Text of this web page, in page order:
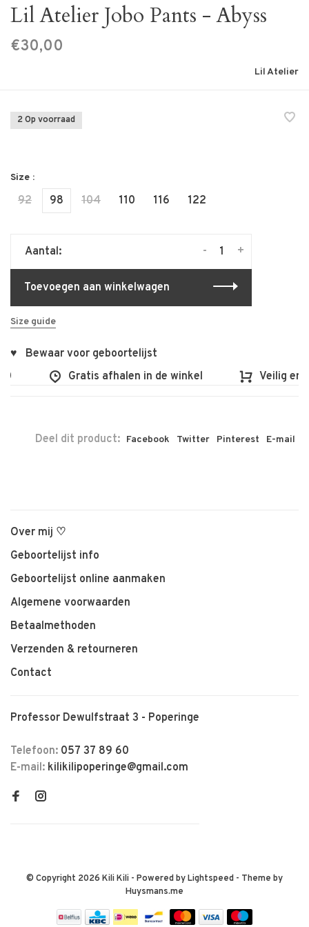
Lil Atelier Jobo Pants - Abyss
€30,00
Lil Atelier
2 Op voorraad
Size :
92 98 104 110 116 122
Aantal: +
-
Toevoegen aan winkelwagen
Size guide
♥ Bewaar voor geboortelijst
Gratis afhalen in de winkel Veilig en
Deel dit product: Facebook Twitter Pinterest E-mail
Over mij ♡
Geboortelijst info
Geboortelijst online aanmaken
Algemene voorwaarden
Betaalmethoden
Verzenden & retourneren
Contact
Professor Dewulfstraat 3 - Poperinge
Telefoon: 057 37 89 60
E-mail: kilikilipoperinge@gmail.com
© Copyright 2026 Kili Kili - Powered byLightspeed - Theme by
Huysmans.me